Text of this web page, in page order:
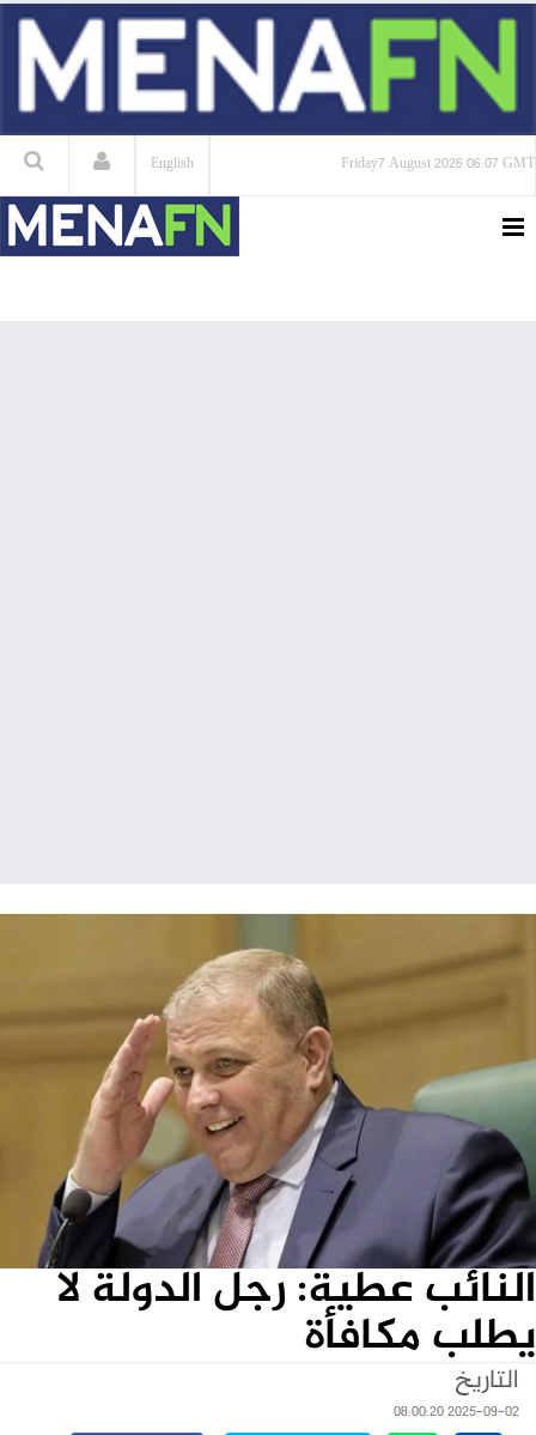
Friday7 August 202606:07 GMT
English
النائب عطية: رجل الدولة لا
يطلب مكافأة
التاريخ
2025-09-02 08:00:20